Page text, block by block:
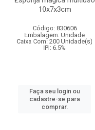
10x7x3cm
Código: 830606
Embalagem: Unidade
Caixa Com: 200 Unidade(s)
IPI: 6.5%
Faça seu login ou
cadastre-se para
comprar.